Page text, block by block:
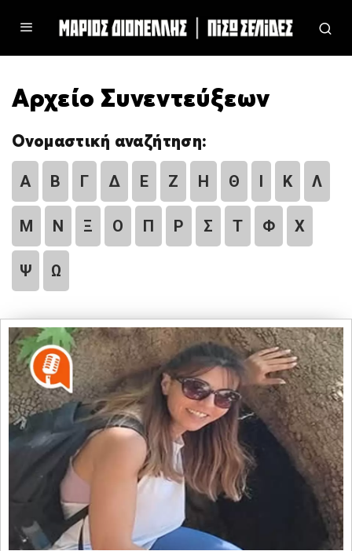
Αρχείο Συνεντεύξεων
Ονομαστική αναζήτηση:
Α Β Γ Δ Ε Ζ Η Θ Ι Κ Λ
Μ Ν Ξ Ο Π Ρ Σ Τ Φ Χ
Ψ Ω